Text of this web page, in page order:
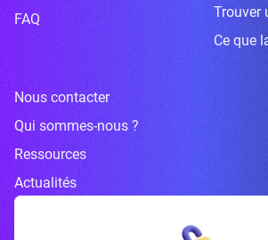
FAQ
Trouver
Ce que
Nous contacter
Qui sommes-nous ?
Ressources
Actualités